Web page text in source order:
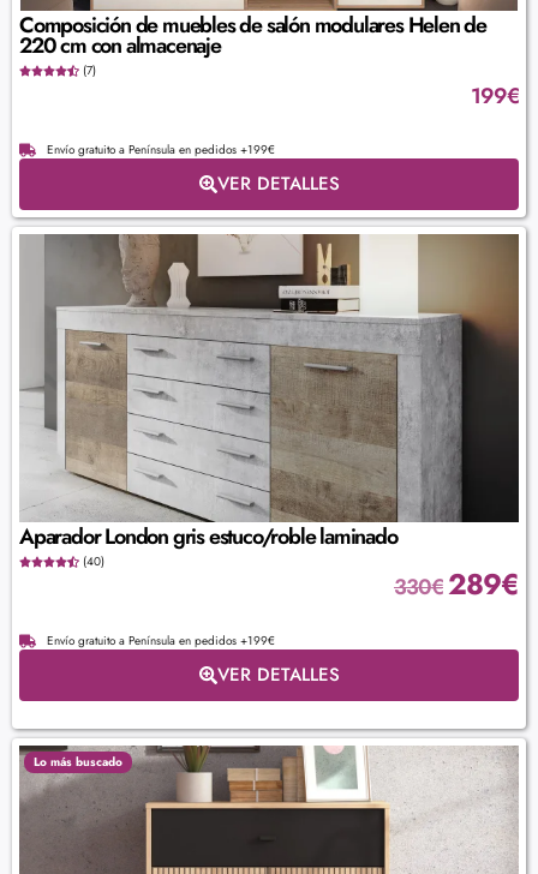
Composición de muebles de salón modulares Helen de
220 cm con almacenaje
(7)
199€
Envío gratuito a Península en pedidos +199€
VER DETALLES
Aparador London gris estuco/roble laminado
(40)
330€289€
Envío gratuito a Península en pedidos +199€
VER DETALLES
Lo más buscado